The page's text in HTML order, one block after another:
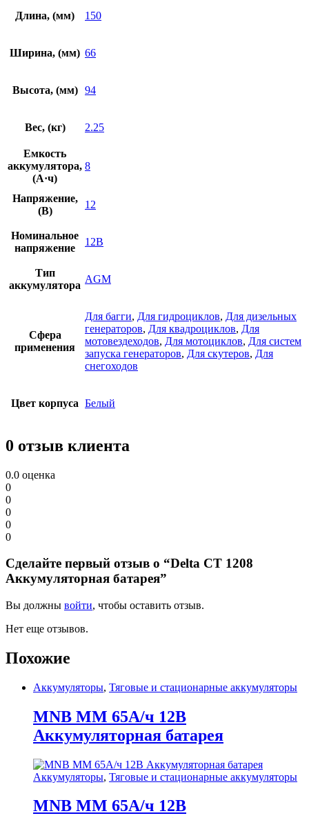
Длина, (мм) 150
Ширина, (мм) 66
Высота, (мм) 94
Вес, (кг) 2.25
Емкость
аккумулятора,
(А·ч)
8
Напряжение,
(В)
12
Номинальное
напряжение
12В
Тип
аккумулятора
AGM
Сфера
применения
Для багги, Для гидроциклов, Для дизельных
генераторов, Для квадроциклов, Для
мотовездеходов, Для мотоциклов, Для систем
запуcка генераторов, Для скутеров, Для
снегоходов
Цвет корпуса Белый
0 отзыв клиента
0.0 оценка
0
0
0
0
0
Сделайте первый отзыв о “Delta CT 1208
Аккумуляторная батарея”
Вы должны войти, чтобы оставить отзыв.
Нет еще отзывов.
Похожие
Аккумуляторы, Тяговые и стационарные аккумуляторы
MNB MM 65А/ч 12В
Аккумуляторная батарея
Аккумуляторы, Тяговые и стационарные аккумуляторы
MNB MM 65А/ч 12В